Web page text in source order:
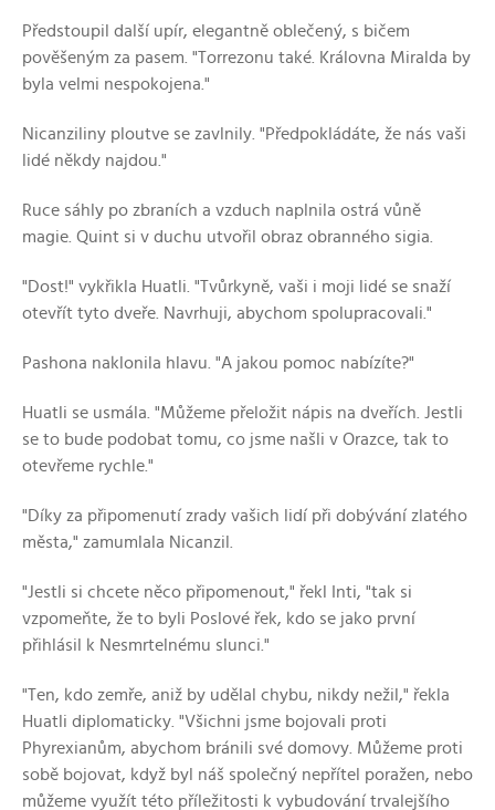
Předstoupil další upír, elegantně oblečený, s bičem
pověšeným za pasem. "Torrezonu také. Královna Miralda by
byla velmi nespokojena."
Nicanziliny ploutve se zavlnily. "Předpokládáte, že nás vaši
lidé někdy najdou."
Ruce sáhly po zbraních a vzduch naplnila ostrá vůně
magie. Quint si v duchu utvořil obraz obranného sigia.
"Dost!" vykřikla Huatli. "Tvůrkyně, vaši i moji lidé se snaží
otevřít tyto dveře. Navrhuji, abychom spolupracovali."
Pashona naklonila hlavu. "A jakou pomoc nabízíte?"
Huatli se usmála. "Můžeme přeložit nápis na dveřích. Jestli
se to bude podobat tomu, co jsme našli v Orazce, tak to
otevřeme rychle."
"Díky za připomenutí zrady vašich lidí při dobývání zlatého
města," zamumlala Nicanzil.
"Jestli si chcete něco připomenout," řekl Inti, "tak si
vzpomeňte, že to byli Poslové řek, kdo se jako první
přihlásil k Nesmrtelnému slunci."
"Ten, kdo zemře, aniž by udělal chybu, nikdy nežil," řekla
Huatli diplomaticky. "Všichni jsme bojovali proti
Phyrexianům, abychom bránili své domovy. Můžeme proti
sobě bojovat, když byl náš společný nepřítel poražen, nebo
můžeme využít této příležitosti k vybudování trvalejšího